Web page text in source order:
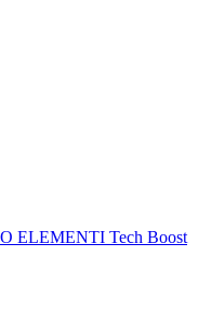
ELEMENTI Tech Boost